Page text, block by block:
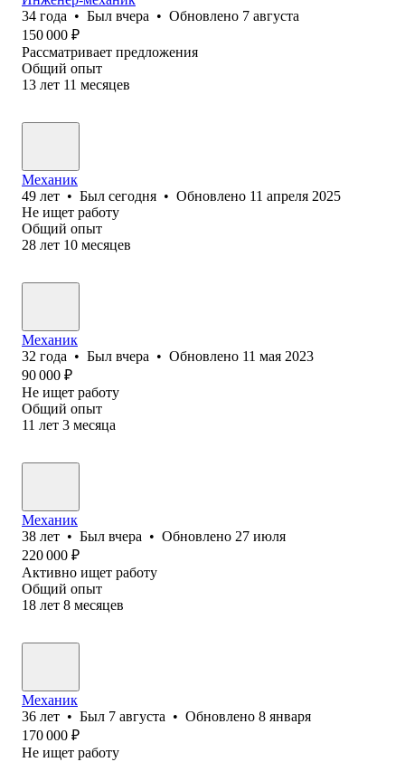
34 года • Был вчера • Обновлено 7 августа
150 000 ₽
Рассматривает предложения
Общий опыт
13 лет 11 месяцев
Механик
49 лет • Был сегодня • Обновлено 11 апреля 2025
Не ищет работу
Общий опыт
28 лет 10 месяцев
Механик
32 года • Был вчера • Обновлено 11 мая 2023
90 000 ₽
Не ищет работу
Общий опыт
11 лет 3 месяца
Механик
38 лет • Был вчера • Обновлено 27 июля
220 000 ₽
Активно ищет работу
Общий опыт
18 лет 8 месяцев
Механик
36 лет • Был 7 августа • Обновлено 8 января
170 000 ₽
Не ищет работу